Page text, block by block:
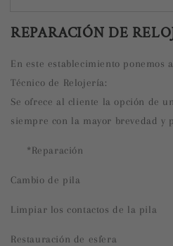
REPARACIÓN DE
En este establecimiento ponemos
Técnico de Relojería:
Se ofrece al cliente la opción de
siempre con la mayor brevedad y
*Reparación
Cambio de pila
Limpiar los contactos de la pila
Restauración de esfera